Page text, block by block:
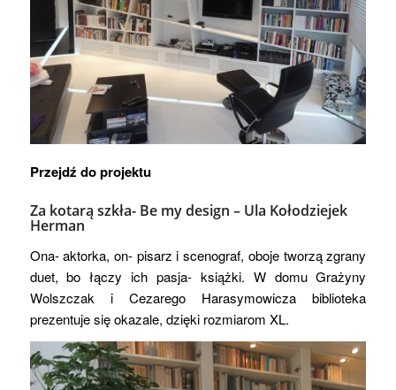
Przejdź do projektu
Za kotarą szkła- Be my design – Ula Kołodziejek
Herman
Ona- aktorka, on- pisarz i scenograf, oboje tworzą zgrany
duet, bo łączy ich pasja- książki. W domu Grażyny
Wolszczak i Cezarego Harasymowicza biblioteka
prezentuje się okazale, dzięki rozmiarom XL.